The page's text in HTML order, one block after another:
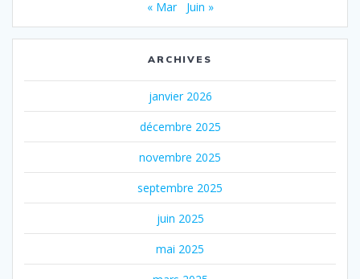
« Mar Juin »
ARCHIVES
janvier 2026
décembre 2025
novembre 2025
septembre 2025
juin 2025
mai 2025